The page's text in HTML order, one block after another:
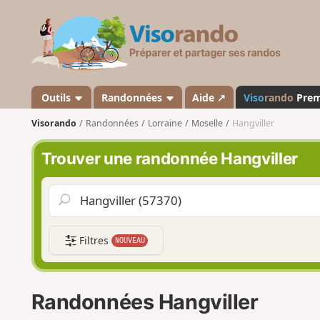
s
a
n
o
Outils Randonnées Aide ↗ Visorando
Visorando Randonnées Lorraine Moselle Hangviller
Trouver une randonnée Hangviller
Filtres NOUVEAU
Randonnées Hangviller